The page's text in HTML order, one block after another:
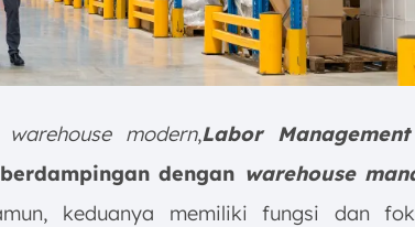
warehouse modern,Labor
berdampingan dengan warehouse
keduanya memiliki fungsi dan